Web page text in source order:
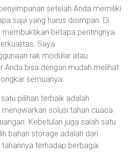
setelah Anda memiliki
saja yang harus disimpan. Di
membuktikan betapa pentingnya
Saya
rak modular atau
Anda bisa dengan mudah melihat
semuanya.
pilihan terbaik adalah
menawarkan solusi tahan cuaca
Kebetulan juga salah satu
bahan storage adalah dari
terhadap berbagai